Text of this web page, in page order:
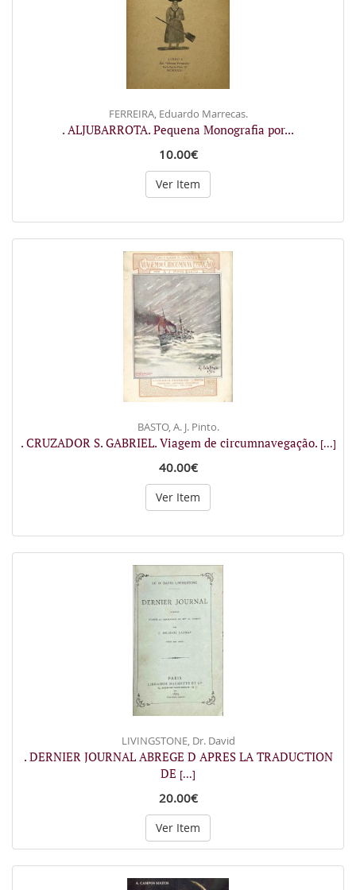
FERREIRA, Eduardo Marrecas.
. ALJUBARROTA. Pequena Monografia por...
10.00€
Ver Item
BASTO, A. J. Pinto.
. CRUZADOR S. GABRIEL. Viagem de circumnavegação. [...]
40.00€
Ver Item
LIVINGSTONE, Dr. David
. DERNIER JOURNAL ABREGE D APRES LA TRADUCTION
DE [...]
20.00€
Ver Item